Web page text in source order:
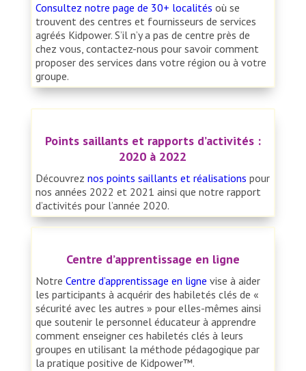
Consultez notre page de 30+ localités où se
trouvent des centres et fournisseurs de services
agréés Kidpower. S’il n’y a pas de centre près de
chez vous, contactez-nous pour savoir comment
proposer des services dans votre région ou à votre
groupe.
Points saillants et rapports d’activités :
2020 à 2022
Découvrez nos points saillants et réalisations pour
nos années 2022 et 2021 ainsi que notre rapport
d’activités pour l’année 2020.
Centre d’apprentissage en ligne
Notre Centre d’apprentissage en ligne vise à aider
les participants à acquérir des habiletés clés de «
sécurité avec les autres » pour elles-mêmes ainsi
que soutenir le personnel éducateur à apprendre
comment enseigner ces habiletés clés à leurs
groupes en utilisant la méthode pédagogique par
la pratique positive de Kidpower™.